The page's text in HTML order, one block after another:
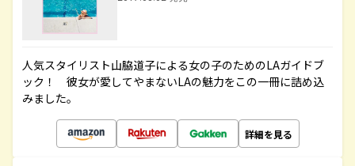
人気スタイリスト山脇道子による女の子のためのLAガイドブ
ック！ 彼女が愛してやまないLAの魅力をこの一冊に詰め込
みました。
詳細を見る